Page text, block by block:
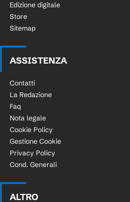
Edizione digitale
Store
Sitemap
ASSISTENZA
Contatti
La Redazione
Faq
Nota legale
Cookie Policy
Gestione Cookie
Privacy Policy
Cond. Generali
ALTRO